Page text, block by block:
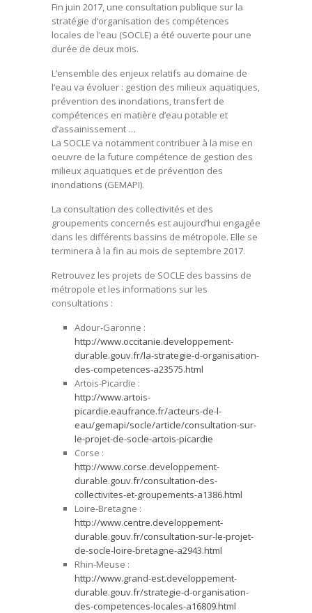
Fin juin 2017, une consultation publique sur la
stratégie d’organisation des compétences
locales de l’eau (SOCLE) a été ouverte pour une
durée de deux mois.
L’ensemble des enjeux relatifs au domaine de
l’eau va évoluer : gestion des milieux aquatiques,
prévention des inondations, transfert de
compétences en matière d’eau potable et
d’assainissement …
La SOCLE va notamment contribuer à la mise en
oeuvre de la future compétence de gestion des
milieux aquatiques et de prévention des
inondations (GEMAPI).
La consultation des collectivités et des
groupements concernés est aujourd’hui engagée
dans les différents bassins de métropole. Elle se
terminera à la fin au mois de septembre 2017.
Retrouvez les projets de SOCLE des bassins de
métropole et les informations sur les
consultations :
Adour-Garonne :
http://www.occitanie.developpement-
durable.gouv.fr/la-strategie-d-organisation-
des-competences-a23575.html
Artois-Picardie :
http://www.artois-
picardie.eaufrance.fr/acteurs-de-l-
eau/gemapi/socle/article/consultation-sur-
le-projet-de-socle-artois-picardie
Corse :
http://www.corse.developpement-
durable.gouv.fr/consultation-des-
collectivites-et-groupements-a1386.html
Loire-Bretagne :
http://www.centre.developpement-
durable.gouv.fr/consultation-sur-le-projet-
de-socle-loire-bretagne-a2943.html
Rhin-Meuse :
http://www.grand-est.developpement-
durable.gouv.fr/strategie-d-organisation-
des-competences-locales-a16809.html